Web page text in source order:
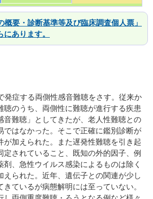
概要・診断基準等及び臨床調査個人票」
にあります。
発症する両側性感音難聴をさす。従来か
聴のうち、両側性に難聴が進行する疾患
音難聴」としてきたが、老人性難聴との
ではなかった。そこで正確に鑑別診断が
が加えられた。また遅発性難聴を引き起
定されていること、既知の外的因子、例
剤、急性ウイルス感染によるものは除く
えられた。近年、遺伝子との関連が少し
ているが病態解明には至っていない。